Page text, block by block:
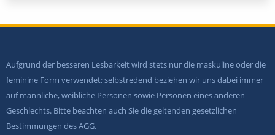
Aufgrund der besseren Lesbarkeit wird stets nur die maskuline oder die
feminine Form verwendet; selbstredend beziehen wir uns dabei immer
auf männliche, weibliche Personen sowie Personen eines anderen
Geschlechts. Bitte beachten auch Sie die geltenden gesetzlichen
Bestimmungen des AGG.